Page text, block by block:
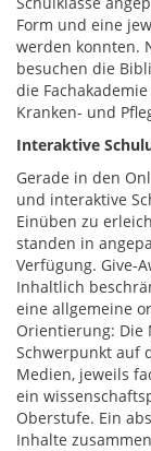
Form und eine
werden konnten.
besuchen die
die
Kranken- und
Interaktive
Gerade in den
und interaktive
Einüben zu
standen in
Verfügung. Give-
Inhaltlich
eine allgemeine
Orientierung: Die
Schwerpunkt auf
Medien, jeweils
ein
Oberstufe. Ein
Inhalte